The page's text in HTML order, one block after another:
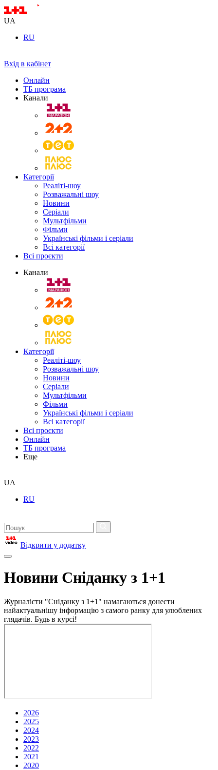
UA
RU
Вхід в кабінет
Онлайн
ТБ програма
Канали
Категорії
Реаліті-шоу
Розважальні шоу
Новини
Серіали
Мультфільми
Фільми
Українські фільми і серіали
Всі категорії
Всі проєкти
Канали
Категорії
Реаліті-шоу
Розважальні шоу
Новини
Серіали
Мультфільми
Фільми
Українські фільми і серіали
Всі категорії
Всі проєкти
Онлайн
ТБ програма
Еще
UA
RU
Відкрити у додатку
Новини Сніданку з 1+1
Журналісти "Сніданку з 1+1" намагаються донести
найактуальнішу інформацію з самого ранку для улюблених
глядачів. Будь в курсі!
2026
2025
2024
2023
2022
2021
2020